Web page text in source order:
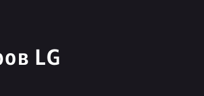
LG